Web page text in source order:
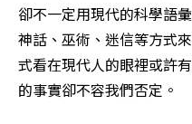
卻不一定用現代的科學語
神話、巫術、迷信等方式
式看在現代人的眼裡或許
的事實卻不容我們否定。